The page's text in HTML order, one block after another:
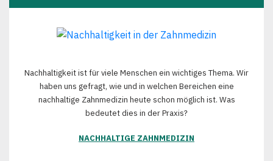
Nachhaltigkeit ist für viele Menschen ein wichtiges Thema. Wir
haben uns gefragt, wie und in welchen Bereichen eine
nachhaltige Zahnmedizin heute schon möglich ist. Was
bedeutet dies in der Praxis?
NACHHALTIGE ZAHNMEDIZIN